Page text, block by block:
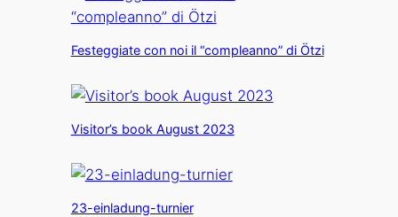
Festeggiate con noi il “compleanno” di Ötzi
Visitor’s book August 2023
23-einladung-turnier